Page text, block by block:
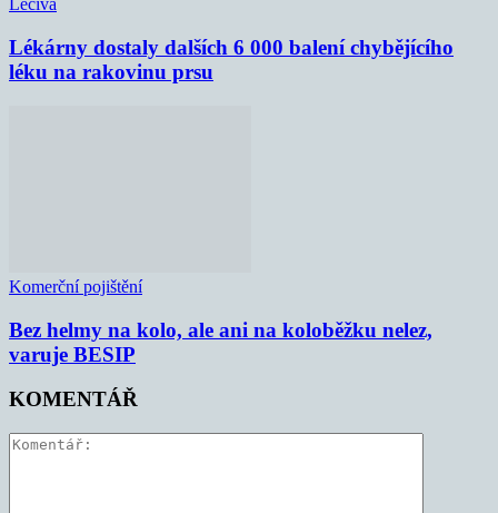
Léčiva
Lékárny dostaly dalších 6 000 balení chybějícího
léku na rakovinu prsu
Komerční pojištění
Bez helmy na kolo, ale ani na koloběžku nelez,
varuje BESIP
KOMENTÁŘ